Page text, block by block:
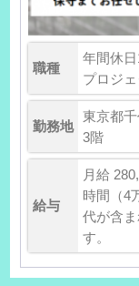
職種
年間休
プロジ
勤務地
東京都
3階
給与
月給
時間（4
代が含
す。